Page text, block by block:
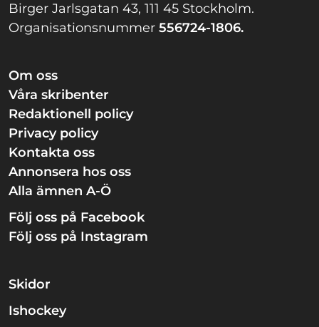
Birger Jarlsgatan 43, 111 45 Stockholm.
Organisationsnummer 556724-1806.
Om oss
Våra skribenter
Redaktionell policy
Privacy policy
Kontakta oss
Annonsera hos oss
Alla ämnen A-Ö
Följ oss på Facebook
Följ oss på Instagram
Skidor
Ishockey